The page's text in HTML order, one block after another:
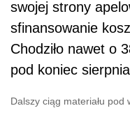
swojej strony
sfinansowanie
Chodziło nawet o
pod koniec
Dalszy ciąg materiału pod